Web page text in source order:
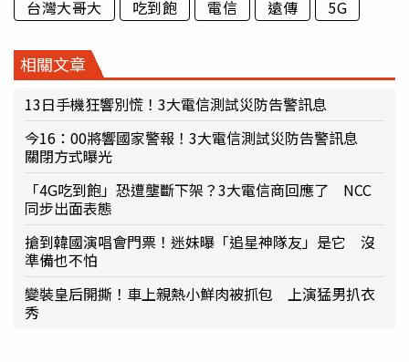
台灣大哥大 吃到飽 電信 遠傳 5G
相關文章
13日手機狂響別慌！3大電信測試災防告警訊息
今16：00將響國家警報！3大電信測試災防告警訊息
關閉方式曝光
「4G吃到飽」恐遭壟斷下架？3大電信商回應了 NCC
同步出面表態
搶到韓國演唱會門票！迷妹曝「追星神隊友」是它 沒
準備也不怕
變裝皇后開撕！車上親熱小鮮肉被抓包 上演猛男扒衣
秀